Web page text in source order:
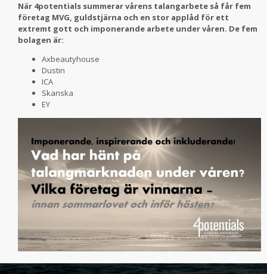
När 4potentials summerar vårens talangarbete så får fem
företag MVG, guldstjärna och en stor applåd för ett
extremt gott och imponerande arbete under våren. De fem
bolagen är:
Axbeautyhouse
Dustin
ICA
Skanska
EY